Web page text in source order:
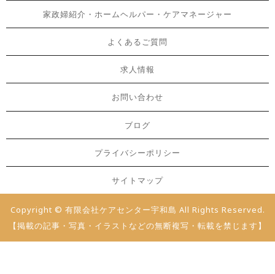
家政婦紹介・ホームヘルパー・ケアマネージャー
よくあるご質問
求人情報
お問い合わせ
ブログ
プライバシーポリシー
サイトマップ
Copyright © 有限会社ケアセンター宇和島 All Rights Reserved.
【掲載の記事・写真・イラストなどの無断複写・転載を禁じます】